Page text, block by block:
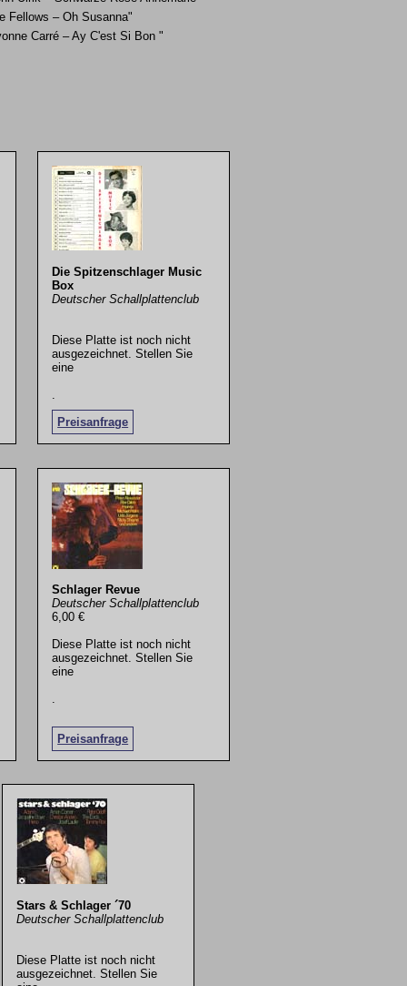
Fellows – Oh Susanna"
Carré – Ay C'est Si Bon "
Die Spitzenschlager Music
Box
Deutscher Schallplattenclub
Diese Platte ist noch nicht
ausgezeichnet. Stellen Sie
eine
Preisanfrage
Schlager Revue
Deutscher Schallplattenclub
6,00 €
Diese Platte ist noch nicht
ausgezeichnet. Stellen Sie
eine
Preisanfrage
.
Stars & Schlager ´70
Deutscher Schallplattenclub
Diese Platte ist noch nicht
ausgezeichnet. Stellen Sie